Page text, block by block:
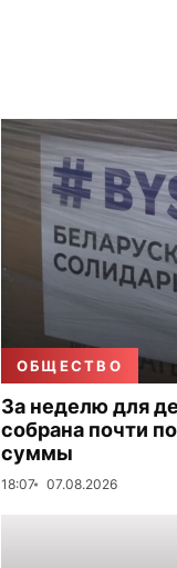
ОБЩЕСТВО
За неделю для
собрана почти
суммы
18:07 07.08.2026